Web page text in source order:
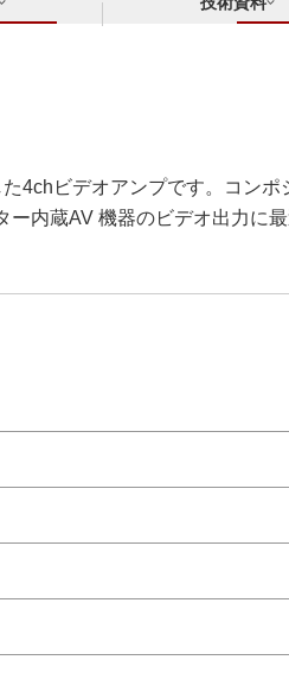
4chビデオアンプです。コン
内蔵AV 機器のビデオ出力に最